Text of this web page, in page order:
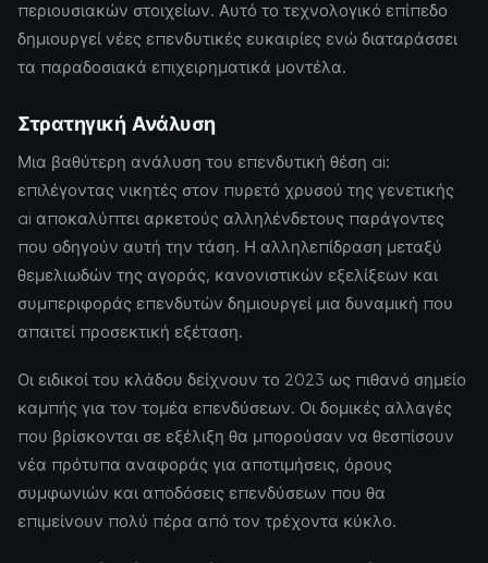
περιουσιακών στοιχείων. Αυτό το τεχνολογικό επίπεδο
δημιουργεί νέες επενδυτικές ευκαιρίες ενώ διαταράσσει
τα παραδοσιακά επιχειρηματικά μοντέλα.
Στρατηγική Ανάλυση
Μια βαθύτερη ανάλυση του επενδυτική θέση ai:
επιλέγοντας νικητές στον πυρετό χρυσού της γενετικής
ai αποκαλύπτει αρκετούς αλληλένδετους παράγοντες
που οδηγούν αυτή την τάση. Η αλληλεπίδραση μεταξύ
θεμελιωδών της αγοράς, κανονιστικών εξελίξεων και
συμπεριφοράς επενδυτών δημιουργεί μια δυναμική που
απαιτεί προσεκτική εξέταση.
Οι ειδικοί του κλάδου δείχνουν το 2023 ως πιθανό σημείο
καμπής για τον τομέα επενδύσεων. Οι δομικές αλλαγές
που βρίσκονται σε εξέλιξη θα μπορούσαν να θεσπίσουν
νέα πρότυπα αναφοράς για αποτιμήσεις, όρους
συμφωνιών και αποδόσεις επενδύσεων που θα
επιμείνουν πολύ πέρα από τον τρέχοντα κύκλο.